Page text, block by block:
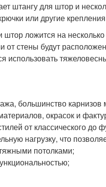
штангу для штор и
или другие
штор ложится на
от стены будут
использовать
большинство карнизов
окрасок и
от классического до
нагрузку, что
потолками;